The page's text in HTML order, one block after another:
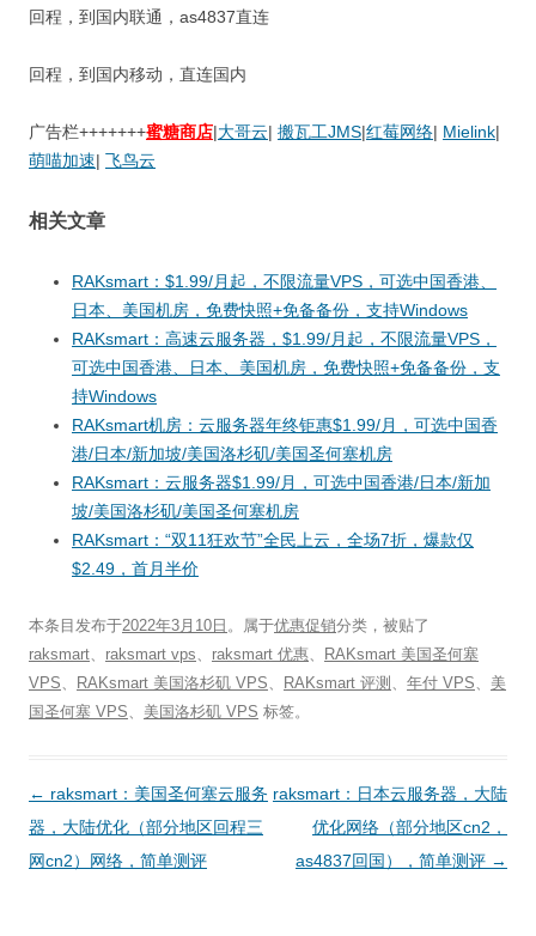
回程，到国内联通，as4837直连
回程，到国内移动，直连国内
广告栏+++++++蜜糖商店|大哥云| 搬瓦工JMS|红莓网络| Mielink|
萌喵加速| 飞鸟云
相关文章
RAKsmart：$1.99/月起，不限流量VPS，可选中国香港、
日本、美国机房，免费快照+免备备份，支持Windows
RAKsmart：高速云服务器，$1.99/月起，不限流量VPS，
可选中国香港、日本、美国机房，免费快照+免备备份，支
持Windows
RAKsmart机房：云服务器年终钜惠$1.99/月，可选中国香
港/日本/新加坡/美国洛杉矶/美国圣何塞机房
RAKsmart：云服务器$1.99/月，可选中国香港/日本/新加
坡/美国洛杉矶/美国圣何塞机房
RAKsmart：“双11狂欢节”全民上云，全场7折，爆款仅
$2.49，首月半价
本条目发布于2022年3月10日 。属于优惠促销分类，被贴了
raksmart
raksmart vps raksmart 优惠
RAKsmart 美国圣何塞
VPS
RAKsmart 美国洛杉矶 VPS RAKsmart 评测 年付 VPS
美
国圣何塞 VPS
美国洛杉矶 VPS 标签。
文
章
导
← raksmart：美国圣何塞云服务
器，大陆优化（部分地区回程三
网cn2）网络，简单测评
raksmart：日本云服务器，大陆
优化网络（部分地区cn2，
as4837回国），简单测评 →